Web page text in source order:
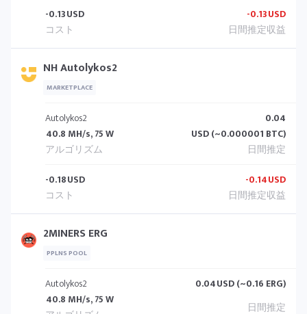
-0.13USD -0.13USD
NH Autolykos2
MARKETPLACE
Autolykos2
40.8 MH/s, 75 W
0.04
USD (~0.000001 BTC)
-0.18USD -0.14USD
2MINERS ERG
PPLNS POOL
Autolykos2
40.8 MH/s, 75 W
0.04USD (~0.16 ERG)